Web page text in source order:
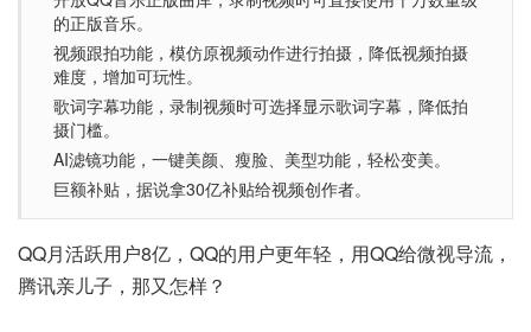
的正版音乐。
视频跟拍功能，模仿原视频动作进行拍摄，降低视频拍摄
难度，增加可玩性。
歌词字幕功能，录制视频时可选择显示歌词字幕，降低拍
摄门槛。
AI滤镜功能，一键美颜、瘦脸、美型功能，轻松变美。
巨额补贴，据说拿30亿补贴给视频创作者。
QQ月活跃用户8亿，QQ的用户更年轻，用QQ给微视导流，
腾讯亲儿子，那又怎样？